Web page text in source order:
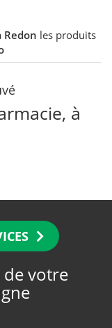
Redon les produits
à
de votre